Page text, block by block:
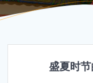
盛夏时